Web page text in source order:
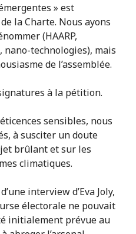
» est
la Charte. Nous ayons
(HAARP,
technologies), mais
de l’assemblée.
à la pétition.
sensibles, nous
à susciter un doute
brûlant et sur les
climatiques.
interview d’Eva Joly,
électorale ne pouvait
initialement prévue au